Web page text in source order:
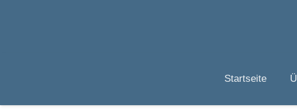
Startseite